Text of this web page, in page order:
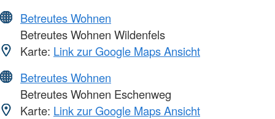
Betreutes Wohnen
Betreutes Wohnen Wildenfels
Karte: Link zur Google Maps Ansicht
Betreutes Wohnen
Betreutes Wohnen Eschenweg
Karte: Link zur Google Maps Ansicht